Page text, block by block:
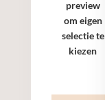
preview
om eigen
selectie te
kiezen